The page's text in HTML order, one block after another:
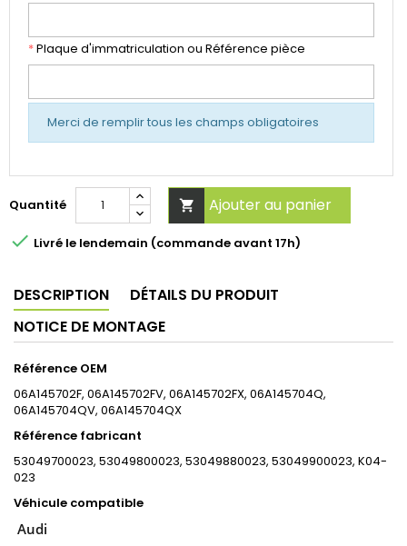
*Plaque d'immatriculation ou Référence pièce
Merci de remplir tous les champs obligatoires
Quantité  Ajouter au panier
 Livré le lendemain (commande avant 17h)
DESCRIPTION
DÉTAILS DU PRODUIT
NOTICE DE MONTAGE
Référence OEM
06A145702F, 06A145702FV, 06A145702FX, 06A145704Q,
06A145704QV, 06A145704QX
Référence fabricant
53049700023, 53049800023, 53049880023, 53049900023, K04-
023
Véhicule compatible
Audi